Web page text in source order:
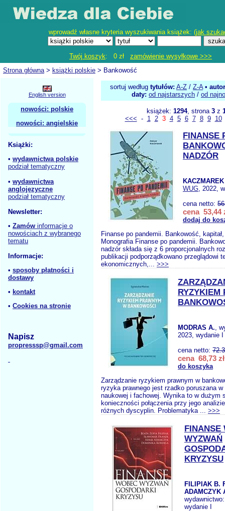
wprowadź własne kryteria wyszukiwania książek: (jak
Twój koszyk: 0 zł zamówienie wysyłkowe >>>
Strona główna> książki polskie > Bankowość
English version
nowości: polskie
nowości: angielskie
Książki:
• wydawnictwa polskie
podział tematyczny
• wydawnictwa
anglojęzyczne
podział tematyczny
Newsletter:
• Zamów informacje o
nowościach z wybranego
tematu
Informacje:
• sposoby płatności i
dostawy
• kontakt
• Cookies na stronie
Napisz
propresssp@gmail.com
sortuj według tytułów: A-Z / Z-A•
daty: od najstarszych / od
książek: 1294, strona 3z
<<< - 1 2 3 4 5 6 7 8 9 10
FINANSE
NADZÓR
KACZMAREK
WUG, 2022,
cena netto:
cena 53,44
dodaj do
Finanse po pandemii. Bankowość,
Monografia Finanse po pandemii.
nadzór składa się z 6 proporcjonalnych
publikacji podporządkowano przeglądowi
ekonomicznych,... >>>
RYZYKIEM
MODRAS A.,
2023, wydanie I
cena netto:
cena 68,73 zł
do koszyka
Zarządzanie ryzykiem prawnym w
ryzyka prawnego jest rzadko poruszana w
naukowej i fachowej. Wynika to w dużym
konieczności połączenia przy jego
różnych dyscyplin. Problematyka ... >>>
FINANSE
WYZWAŃ
KRYZYSU
FILIPIAK B.
ADAMCZYK
wydanie I